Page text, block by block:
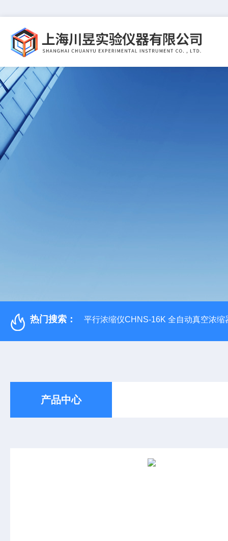
热门搜索： 平行浓缩仪CHNS-16K 全自动真空浓缩
产品中心